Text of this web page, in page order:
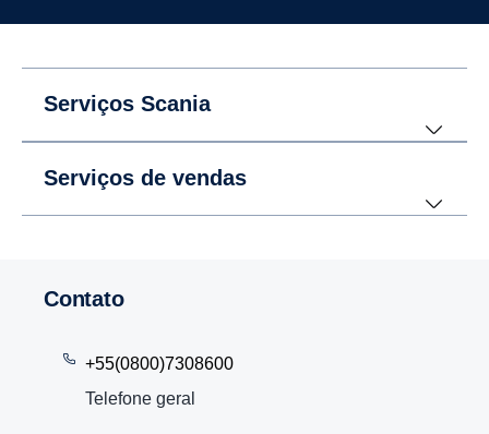
Serviços Scania
Serviços de vendas
Contato
+55(0800)7308600
Telefone geral